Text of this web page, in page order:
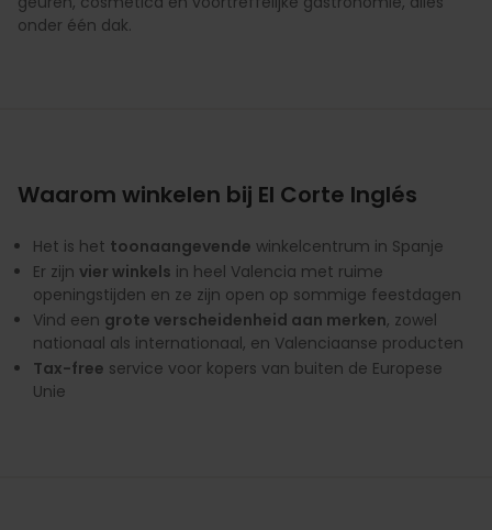
onder één dak.
Waarom winkelen bij El Corte Inglés
Het is het toonaangevende winkelcentrum in Spanje
Er zijn vier winkels in heel Valencia met ruime
openingstijden en ze zijn open op sommige feestdagen
Vind een grote verscheidenheid aan merken, zowel
nationaal als internationaal, en Valenciaanse producten
Tax-free service voor kopers van buiten de Europese
Unie